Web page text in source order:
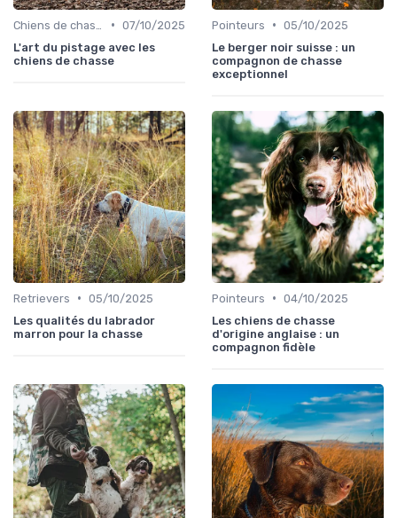
• 07/10/2025
L'art du pistage avec les
chiens de chasse
Pointeurs • 05/10/2025
Le berger noir suisse : un
compagnon de chasse
exceptionnel
Retrievers • 05/10/2025
Les qualités du labrador
marron pour la chasse
Pointeurs • 04/10/2025
Les chiens de chasse
d'origine anglaise : un
compagnon fidèle